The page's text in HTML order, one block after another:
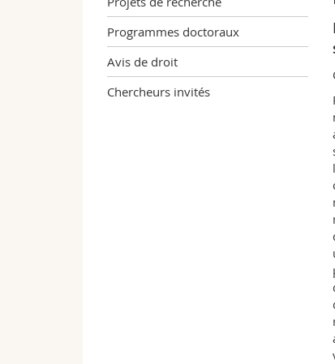
Programmes doctoraux
Avis de droit
Chercheurs invités